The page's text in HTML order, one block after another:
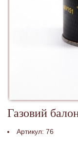
Газовий
Артикул: 76